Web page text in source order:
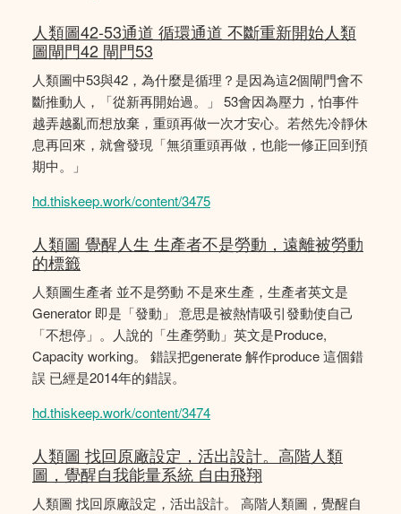
人類圖42-53通道 循環通道 不斷重新開始人類
圖閘門42 閘門53
人類圖中53與42，為什麼是循理？是因為這2個閘門會不
斷推動人，「從新再開始過。」 53會因為壓力，怕事件
越弄越亂而想放棄，重頭再做一次才安心。若然先冷靜休
息再回來，就會發現「無須重頭再做，也能一修正回到預
期中。」
hd.thiskeep.work/content/3475
人類圖 覺醒人生 生產者不是勞動，遠離被勞動
的標籤
人類圖生產者 並不是勞動 不是來生產，生產者英文是
Generator 即是「發動」 意思是被熱情吸引發動使自己
「不想停」。人說的「生產勞動」英文是Produce,
Capacity working。 錯誤把generate 解作produce 這個錯
誤 已經是2014年的錯誤。
hd.thiskeep.work/content/3474
人類圖 找回原廠設定，活出設計。高階人類
圖，覺醒自我能量系統 自由飛翔
人類圖 找回原廠設定，活出設計。 高階人類圖，覺醒自